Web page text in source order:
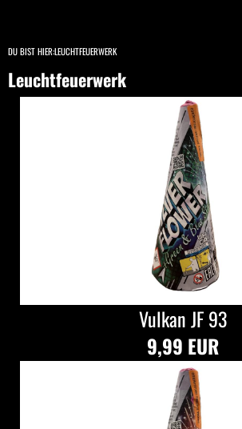
DU BIST HIER:LEUCHTFEUERWERK
Leuchtfeuerwerk
Vulkan JF 93
9,99 EUR